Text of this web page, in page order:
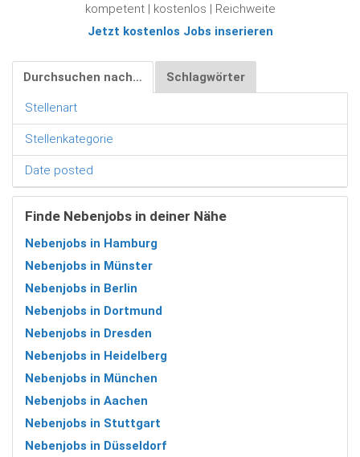
kompetent | kostenlos | Reichweite
Jetzt kostenlos Jobs inserieren
Durchsuchen nach… Schlagwörter
Stellenart
Stellenkategorie
Date posted
Finde Nebenjobs in deiner Nähe
Nebenjobs in Hamburg
Nebenjobs in Münster
Nebenjobs in Berlin
Nebenjobs in Dortmund
Nebenjobs in Dresden
Nebenjobs in Heidelberg
Nebenjobs in München
Nebenjobs in Aachen
Nebenjobs in Stuttgart
Nebenjobs in Düsseldorf